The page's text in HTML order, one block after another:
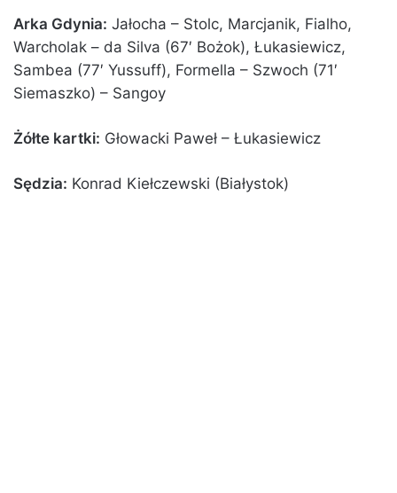
Arka Gdynia: Jałocha – Stolc, Marcjanik, Fialho,
Warcholak – da Silva (67′ Bożok), Łukasiewicz,
Sambea (77′ Yussuff), Formella – Szwoch (71′
Siemaszko) – Sangoy
Żółte kartki: Głowacki Paweł – Łukasiewicz
Sędzia: Konrad Kiełczewski (Białystok)